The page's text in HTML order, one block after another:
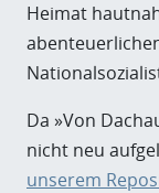
Heimat
Da »Von
nicht neu
unserem